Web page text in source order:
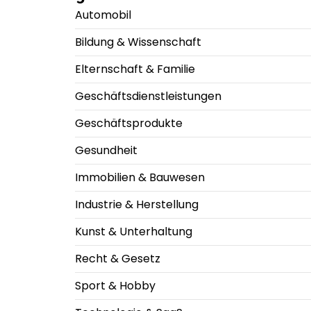
Automobil
Bildung & Wissenschaft
Elternschaft & Familie
Geschäftsdienstleistungen
Geschäftsprodukte
Gesundheit
Immobilien & Bauwesen
Industrie & Herstellung
Kunst & Unterhaltung
Recht & Gesetz
Sport & Hobby